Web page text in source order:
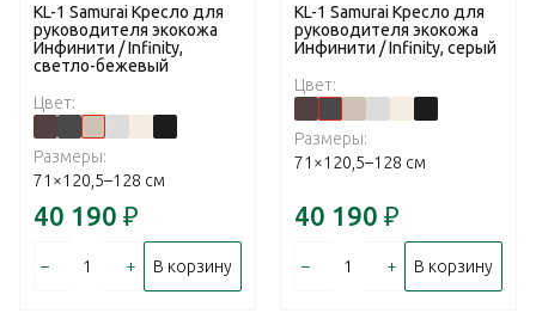
KL-1 Samurai Кресло для
руководителя экокожа
Инфинити / Infinity,
светло-бежевый
Цвет:
Размеры:
71×120,5–128 см
40 190 ₽
– + В корзину
KL-1 Samurai Кресло для
руководителя экокожа
Инфинити / Infinity, серый
Цвет:
Размеры:
71×120,5–128 см
40 190 ₽
– + В корзину